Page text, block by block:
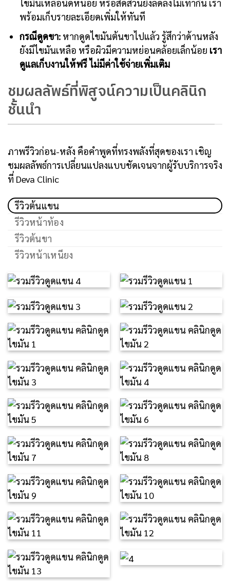
ไขมันเหลือนิดหน่อย หรือสัดส่วนยังลดลงไม่เท่ากัน เรา
พร้อมเก็บรายละเอียดเพิ่มให้ทันที
กรณีดูดขา: หากดูดไขมันต้นขาไปแล้ว รู้สึกว่าด้านหลัง
ยังมีไขมันเหลือ หรือผิวมีความหย่อนคล้อยเล็กน้อย เรา
ดูแลเก็บงานให้ฟรี ไม่มีค่าใช้จ่ายเพิ่มเติม
ชมผลลัพธ์ที่พิสูจน์ความเป็นคลินิก
ชั้นนำ
ภาพรีวิวก่อน-หลัง คือคำพูดที่ทรงพลังที่สุดของเรา เชิญ
ชมผลลัพธ์การเปลี่ยนแปลงแบบชัดเจนจากผู้รับบริการจริง
ที่ Deva Clinic
รีวิวต้นแขน
รีวิวหน้าท้อง
รีวิวต้นขา
รีวิวหน้าเหนียง